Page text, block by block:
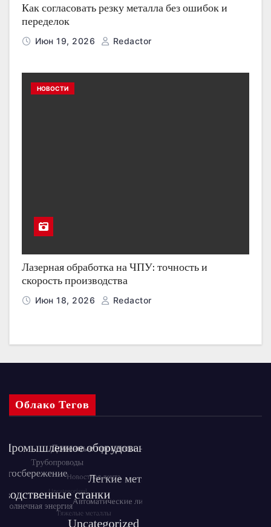
Как согласовать резку металла без ошибок и
переделок
Июн 19, 2026 Redactor
НОВОСТИ
Лазерная обработка на ЧПУ: точность и
скорость производства
Июн 18, 2026 Redactor
Облако Тегов